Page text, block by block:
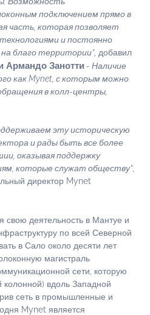
подключением прямо в
часть, которая позволяет
и постоянно
благо территории”, добавил
Армандо Занотти- Наличие
как Mynet, с которым можно
в колл-центры,
эту историческую
и рады быть все более
оказывая поддержку
которые служат обществу”,
директор Mynet
деятельность в Мантуе и
по всей Северной
в Сало около десяти лет
магистраль
сети, которую
вдоль Западной
сеть в промышленные и
Mynet является